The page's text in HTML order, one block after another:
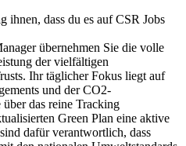
ihnen, dass du es auf CSR Jobs
übernehmen Sie die volle
der vielfältigen
Ihr täglicher Fokus liegt auf
und der CO2-
das reine Tracking
Green Plan eine aktive
dafür verantwortlich, dass